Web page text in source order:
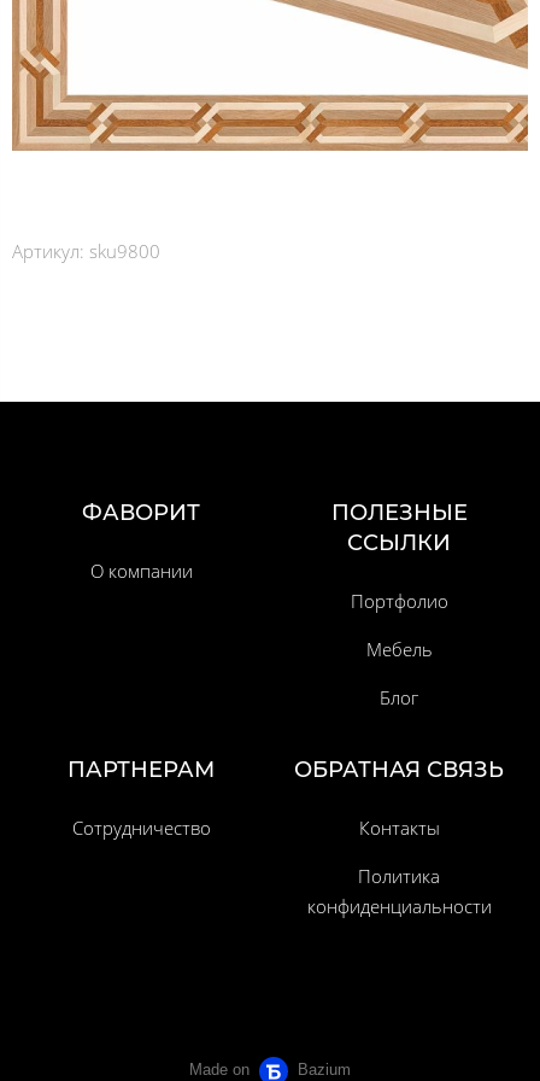
Артикул: sku9800
ФАВОРИТ
О компании
ПОЛЕЗНЫЕ
ССЫЛКИ
Портфолио
Мебель
Блог
ПАРТНЕРАМ
Сотрудничество
ОБРАТНАЯ СВЯЗЬ
Контакты
Политика
конфиденциальности
Made on Bazium